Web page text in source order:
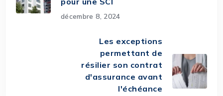
décembre 8, 2024
Les exceptions
permettant de
résilier son contrat
d'assurance avant
l'échéance